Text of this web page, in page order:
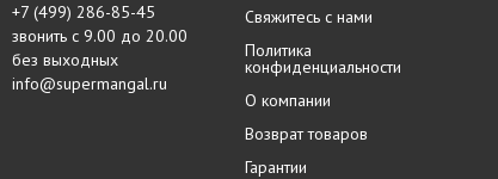
+7 (499) 286-85-45
звонить с 9.00 до 20.00
без выходных
info@supermangal.ru
Свяжитесь с нами
Политика
конфиденциальности
О компании
Возврат товаров
Гарантии